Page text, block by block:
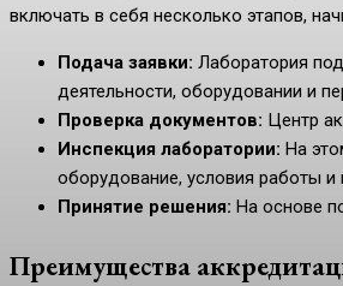
включать в себя несколько этапов,
Подача заявки: Лаборатория
деятельности, оборудовании и
Проверка документов: Центр
Инспекция лаборатории: На
оборудование, условия работы
Принятие решения: На основе
Преимущества